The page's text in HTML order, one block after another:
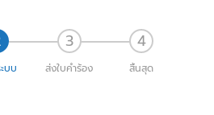
บบ ส่งใบคำร้อง สิ้นสุด